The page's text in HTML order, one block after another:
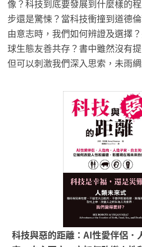
像？科技到底要發展到什麼樣的
步還是驚悚？當科技衝撞到道德
由意志時，我們如何辨證及選擇
球生態友善共存？書中雖然沒有
但可以刺激我們深入思索，未雨
科技與惡的距離：AI性愛伴侶．